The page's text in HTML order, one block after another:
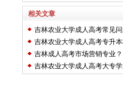
相关文章
吉林农业大学成人高考常见
吉林农业大学成人高考专升
吉林成人高考市场营销专业？
吉林农业大学成人高考大专